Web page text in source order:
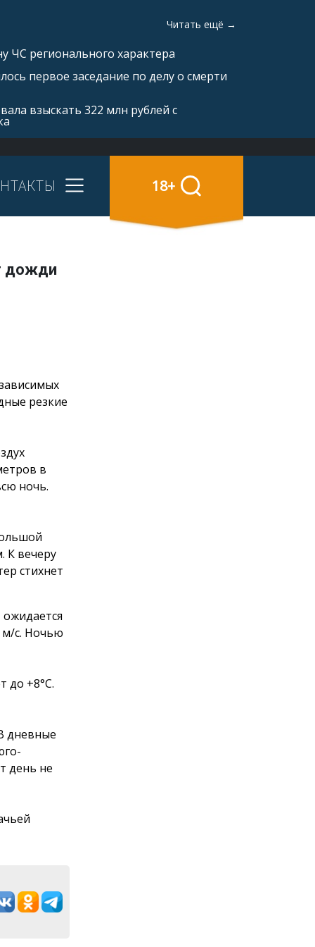
Читать ещё →
ЧС регионального характера
первое заседание по делу о смерти
взыскать 322 млн рублей с
18+
дожди
резкие
в
ночь.
К вечеру
стихнет
ожидается
с. Ночью
до +8°С.
дневные
день не